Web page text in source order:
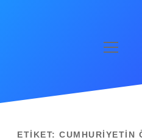
Gizlilik Politikası
menüyü
aç
ETIKET: CUMHURIYETIN